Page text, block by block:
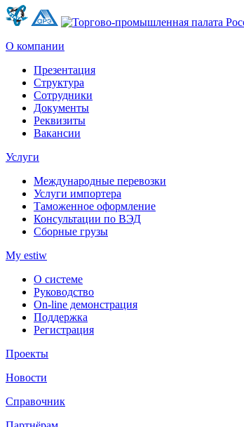
О компании
Презентация
Структура
Сотрудники
Документы
Реквизиты
Вакансии
Услуги
Международные перевозки
Услуги импортера
Таможенное оформление
Консультации по ВЭД
Сборные грузы
My estiw
О системе
Руководство
On-line демонстрация
Поддержка
Регистрация
Проекты
Новости
Справочник